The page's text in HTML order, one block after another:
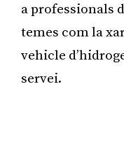
a professionals
temes com la
vehicle
servei.